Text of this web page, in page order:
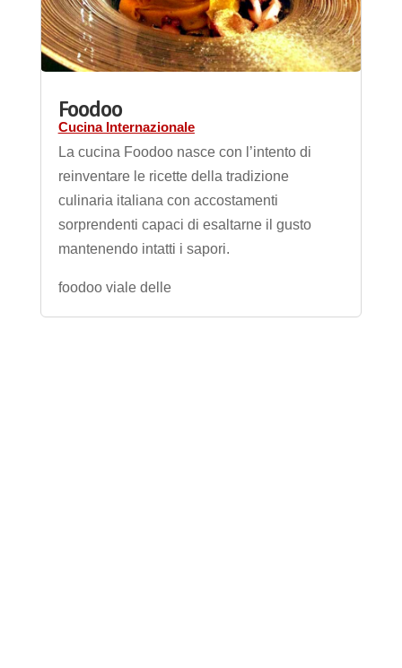
Foodoo
Cucina Internazionale
La cucina Foodoo nasce con l’intento di
reinventare le ricette della tradizione
culinaria italiana con accostamenti
sorprendenti capaci di esaltarne il gusto
mantenendo intatti i sapori.
foodoo viale delle